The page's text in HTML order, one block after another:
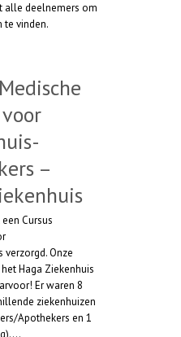
alle deelnemers om
te vinden.
–
Cursus
verzorgd. Onze
Haga Ziekenhuis
Er waren 8
ziekenhuizen
Apothekers en 1